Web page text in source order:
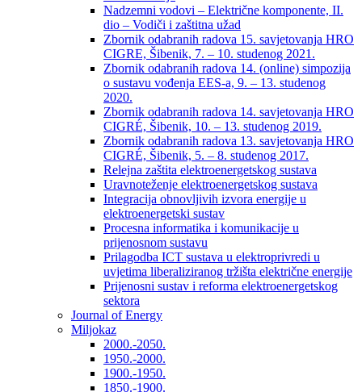
Nadzemni vodovi – Električne komponente, II.
dio – Vodiči i zaštitna užad
Zbornik odabranih radova 15. savjetovanja HRO
CIGRE, Šibenik, 7. – 10. studenog 2021.
Zbornik odabranih radova 14. (online) simpozija
o sustavu vođenja EES-a, 9. – 13. studenog
2020.
Zbornik odabranih radova 14. savjetovanja HRO
CIGRÉ, Šibenik, 10. – 13. studenog 2019.
Zbornik odabranih radova 13. savjetovanja HRO
CIGRÉ, Šibenik, 5. – 8. studenog 2017.
Relejna zaštita elektroenergetskog sustava
Uravnoteženje elektroenergetskog sustava
Integracija obnovljivih izvora energije u
elektroenergetski sustav
Procesna informatika i komunikacije u
prijenosnom sustavu
Prilagodba ICT sustava u elektroprivredi u
uvjetima liberaliziranog tržišta električne energije
Prijenosni sustav i reforma elektroenergetskog
sektora
Journal of Energy
Miljokaz
2000.-2050.
1950.-2000.
1900.-1950.
1850.-1900.